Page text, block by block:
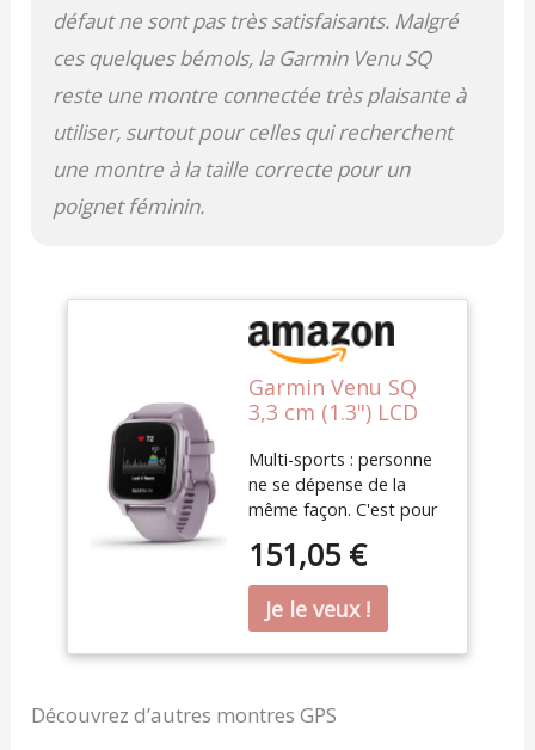
défaut ne sont pas très satisfaisants. Malgré
ces quelques bémols, la Garmin Venu SQ
reste une montre connectée très plaisante à
utiliser, surtout pour celles qui recherchent
une montre à la taille correcte pour un
poignet féminin.
Garmin Venu SQ
3,3 cm (1.3") LCD
(Satellite)
Multi-sports : personne
ne se dépense de la
même façon. C'est pour
montre intègre plus de
20 sports : course à
pied, vélo, natation,
marche, pilates, fitness,
golf, natation en
comparez toutes vos
151,05 €
Découvrez d’autres montres GPS